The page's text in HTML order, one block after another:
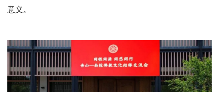
人
寺
院
巡
礼
意义。